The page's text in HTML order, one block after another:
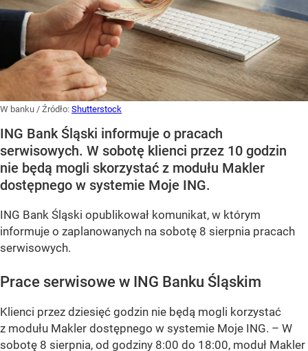
W banku / Źródło: Shutterstock
ING Bank Śląski informuje o pracach
serwisowych. W sobotę klienci przez 10 godzin
nie będą mogli skorzystać z modułu Makler
dostępnego w systemie Moje ING.
ING Bank Śląski opublikował komunikat, w którym
informuje o zaplanowanych na sobotę 8 sierpnia pracach
serwisowych.
Prace serwisowe w ING Banku Śląskim
Klienci przez dziesięć godzin nie będą mogli korzystać
z modułu Makler dostępnego w systemie Moje ING. – W
sobotę 8 sierpnia, od godziny 8:00 do 18:00, moduł Makler